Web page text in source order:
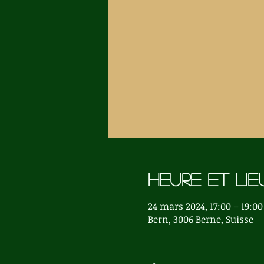
Heure et
24 mars 2024, 17:00 – 19:00
Bern, 3006 Berne, Suisse